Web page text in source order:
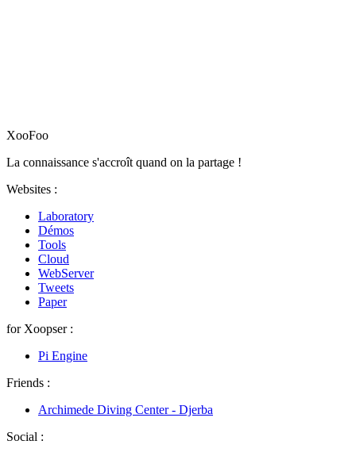
XooFoo
La connaissance s'accroît quand on la partage !
Websites :
Laboratory
Démos
Tools
Cloud
WebServer
Tweets
Paper
for Xoopser :
Pi Engine
Friends :
Archimede Diving Center - Djerba
Social :